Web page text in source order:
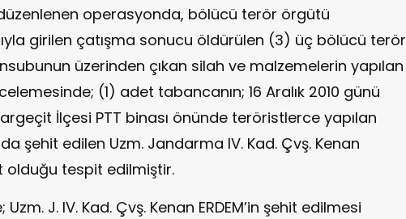
operasyonda, bölücü terör örgütü
girilen çatışma sonucu öldürülen (3) üç bölücü terör
üzerinden çıkan silah ve malzemelerin yapılan
(1) adet tabancanın; 16 Aralık 2010 günü
İlçesi PTT binası önünde teröristlerce yapılan
şehit edilen Uzm. Jandarma IV. Kad. Çvş. Kenan
olduğu tespit edilmiştir.
Uzm. J. IV. Kad. Çvş. Kenan ERDEM’in şehit edilmesi